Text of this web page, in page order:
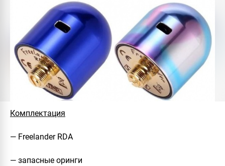
Комплектация
— Freelander RDA
— запасные оринги